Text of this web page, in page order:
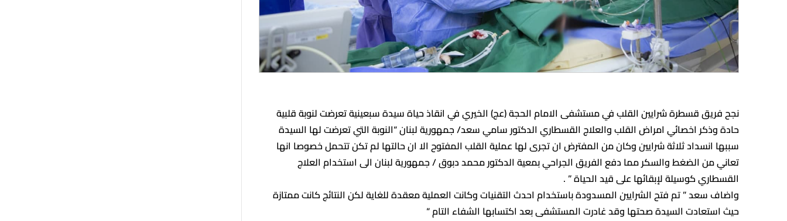
نجح فريق قسطرة شرايين القلب في مستشفى الامام الحجة (عج) الخيري في انقاذ حياة سيدة سبعينية تعرضت لنوبة قلبية
حادة وذكر اخصائي امراض القلب والعلاج القسطاري الدكتور سامي سعد/ جمهورية لبنان “النوبة التي تعرضت لها السيدة
سببها انسداد ثلاثة شرايين وكان من المفترض ان تجرى لها عملية القلب المفتوح الا ان حالتها لم تكن تتحمل خصوصا انها
تعاني من الضغط والسكر مما دفع الفريق الجراحي بمعية الدكتور محمد دبوق / جمهورية لبنان الى استخدام العلاج
القسطاري كوسيلة لإبقائها على قيد الحياة ” .
واضاف سعد ” تم فتح الشرايين المسدودة باستخدام احدث التقنيات وكانت العملية معقدة للغاية لكن النتائج كانت ممتازة
حيث استعادت السيدة صحتها وقد غادرت المستشفى بعد اكتسابها الشفاء التام “